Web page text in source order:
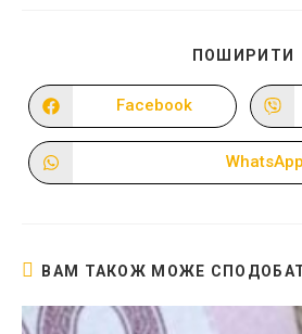
ПОШИРИТИ
Відкрити
в
новому
Facebook
Відкрити
в
WhatsApp
ВАМ ТАКОЖ МОЖЕ